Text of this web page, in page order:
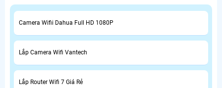
Camera Wifii Dahua Full HD 1080P
Lắp Camera Wifi Vantech
Lắp Router Wifi 7 Giá Rẻ